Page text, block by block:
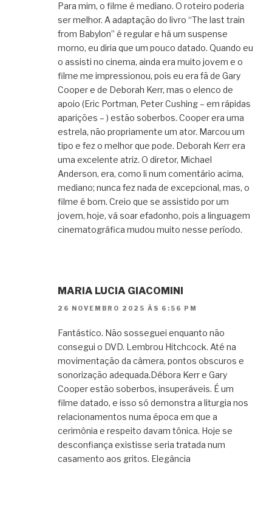
Para mim, o filme é mediano. O roteiro poderia
ser melhor. A adaptação do livro “The last train
from Babylon” é regular e há um suspense
morno, eu diria que um pouco datado. Quando eu
o assisti no cinema, ainda era muito jovem e o
filme me impressionou, pois eu era fã de Gary
Cooper e de Deborah Kerr, mas o elenco de
apoio (Eric Portman, Peter Cushing – em rápidas
aparições – ) estão soberbos. Cooper era uma
estrela, não propriamente um ator. Marcou um
tipo e fez o melhor que pode. Deborah Kerr era
uma excelente atriz. O diretor, Michael
Anderson, era, como li num comentário acima,
mediano; nunca fez nada de excepcional, mas, o
filme é bom. Creio que se assistido por um
jovem, hoje, vá soar efadonho, pois a linguagem
cinematográfica mudou muito nesse período.
MARIA LUCIA GIACOMINI
26 NOVEMBRO 2025 ÀS 6:56 PM
Fantástico. Não sosseguei enquanto não
consegui o DVD. Lembrou Hitchcock. Até na
movimentação da câmera, pontos obscuros e
sonorização adequada.Débora Kerr e Gary
Cooper estão soberbos, insuperáveis. É um
filme datado, e isso só demonstra a liturgia nos
relacionamentos numa época em que a
cerimônia e respeito davam tônica. Hoje se
desconfiança existisse seria tratada num
casamento aos gritos. Elegância